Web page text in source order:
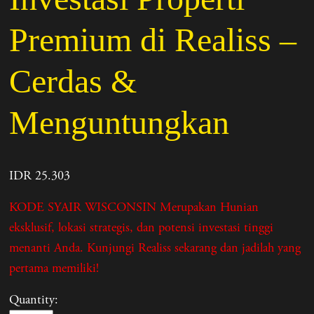
Premium di Realiss –
Cerdas &
Menguntungkan
IDR 25.303
KODE SYAIR WISCONSIN Merupakan Hunian
eksklusif, lokasi strategis, dan potensi investasi tinggi
menanti Anda. Kunjungi Realiss sekarang dan jadilah yang
pertama memiliki!
Quantity: